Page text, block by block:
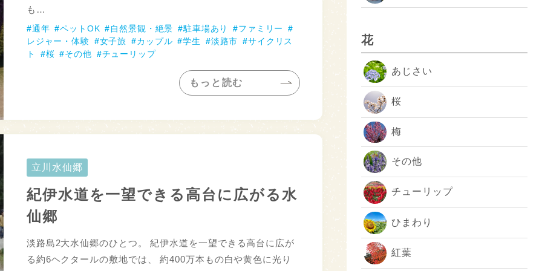
も…
通年 ペットOK 自然景観・絶景 駐車場あり
ファミリー
レジャー・体験
女子旅 カップル 学生 淡路市
サイクリス
ト
桜 その他 チューリップ
もっと読む
立川水仙郷
紀伊水道を一望できる高台に広がる水
仙郷
淡路島2大水仙郷のひとつ。 紀伊水道を一望できる高台に広が
る約6ヘクタールの敷地では、 約400万本もの白や黄色に光り
花
あじさい
桜
梅
その他
チューリップ
ひまわり
紅葉